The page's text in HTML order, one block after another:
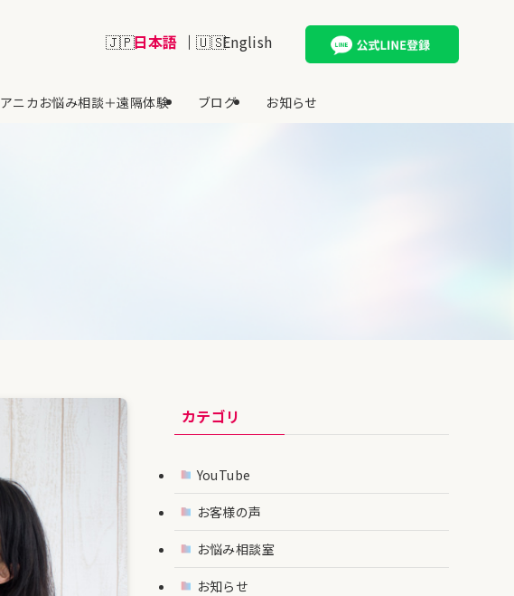
アニカお悩み相談＋遠隔体験 ブログ お知らせ
English
日本語
カテゴリ
YouTube
お客様の声
お悩み相談室
お知らせ